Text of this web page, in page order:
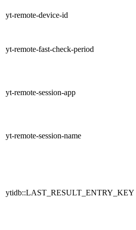
yt-remote-device-id
yt-remote-fast-check-period
yt-remote-session-app
yt-remote-session-name
ytidb::LAST_RESULT_ENTRY_KEY